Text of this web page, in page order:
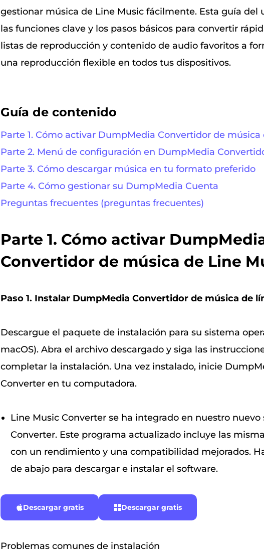
gestionar música de Line Music fácilmente. Esta guía del
las funciones clave y los pasos básicos para convertir
listas de reproducción y contenido de audio favoritos a
una reproducción flexible en todos tus dispositivos.
Guía de contenido
Parte 1. Cómo activar DumpMedia Convertidor de música
Parte 2. Menú de configuración en DumpMedia
Parte 3. Cómo descargar música en tu formato preferido
Parte 4. Cómo gestionar su DumpMedia Cuenta
Preguntas frecuentes (preguntas frecuentes)
Parte 1. Cómo activar
Convertidor de música de Line
Paso 1. Instalar DumpMedia Convertidor de música de
Descargue el paquete de instalación para su sistema
macOS). Abra el archivo descargado y siga las
completar la instalación. Una vez instalado, inicie
Converter en tu computadora.
Line Music Converter se ha integrado en nuestro nuevo
Converter. Este programa actualizado incluye las
con un rendimiento y una compatibilidad mejorados.
de abajo para descargar e instalar el software.
Descargar gratis Descargar gratis
Problemas comunes de instalación